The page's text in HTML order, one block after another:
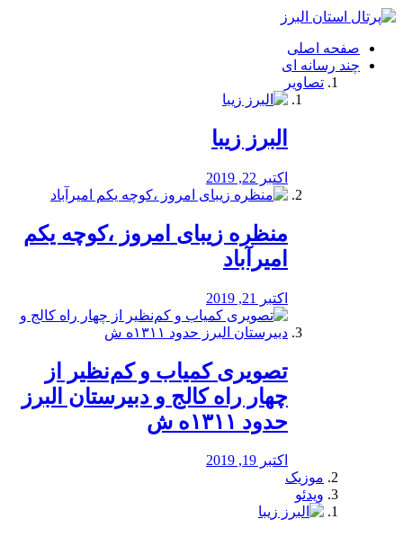
فصد
شرق
تهران
خشکشویی
صفحه اصلی
چند رسانه ای
تصاویر
البرز زیبا
اکتبر 22, 2019
منظره‌‌ زیبای امروز ،کوچه یکم
امیرآباد
اکتبر 21, 2019
️تصویری کمیاب و کم‌نظیر از
چهار راه كالج و دبيرستان البرز
حدود ۱۳۱۱ه ش
اکتبر 19, 2019
موزیک
ویدئو